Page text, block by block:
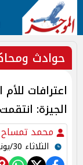
حوادث
اعترافات
الجيزة:
محمد تمساح
الثلاثاء 30/يونيو/2026 - 01:30 م